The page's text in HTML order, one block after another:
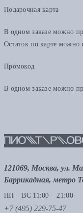
Подарочная карта
В одном заказе можно
Остаток по карте можно
Промокод
В одном заказе можно
121069, Москва, ул.
Баррикадная, метро
ПН – ВС 11:00 – 21:00
+7 (495) 229-75-47